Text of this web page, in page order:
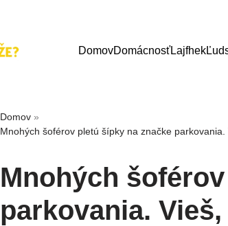
DomovDomácnosťLajfhek
Domov »
Mnohých šoférov pletú šípky na značke
Mnohých
parkovania.